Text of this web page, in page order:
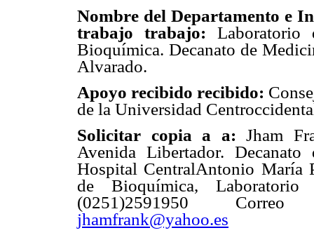
Nombre del Departamento e
trabajo trabajo: Laboratorio
Bioquímica. Decanato de
Alvarado.
Apoyo recibido recibido:
de la Universidad
Solicitar copia a a: Jham
Avenida Libertador.
Hospital CentralAntonio María
de Bioquímica,
(0251)2591950
jhamfrank@yahoo.es